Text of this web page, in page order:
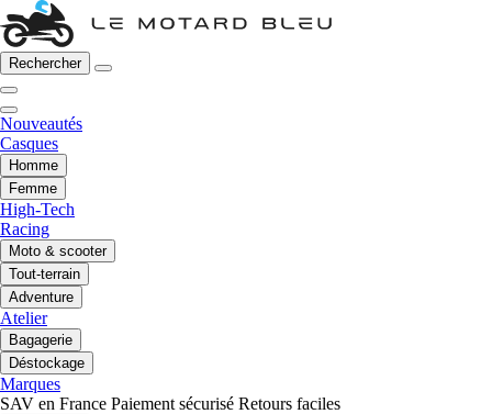
Rechercher
Nouveautés
Casques
Homme
Femme
High-Tech
Racing
Moto & scooter
Tout-terrain
Adventure
Atelier
Bagagerie
Déstockage
Marques
SAV en France Paiement sécurisé Retours faciles